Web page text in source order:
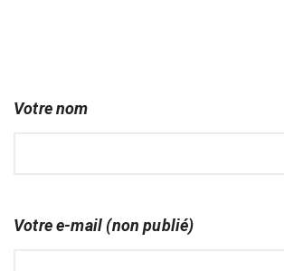
Votre nom
Votre e-mail (non publié)